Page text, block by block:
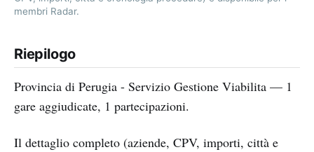
membri Radar.
Riepilogo
Provincia di Perugia - Servizio Gestione Viabilita — 1
gare aggiudicate, 1 partecipazioni.
Il dettaglio completo (aziende, CPV, importi, città e